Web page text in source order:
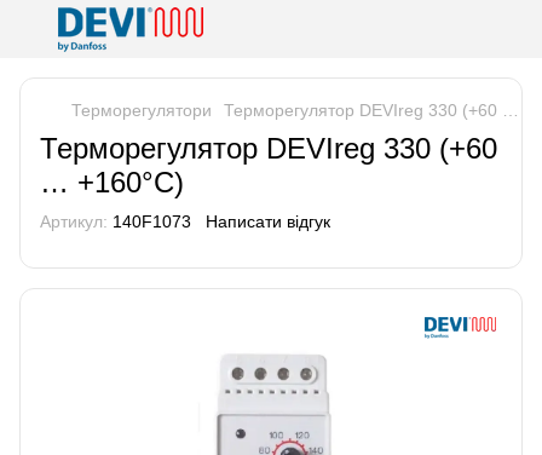
Терморегулятори Терморегулятор DEVIreg 330 (+60 …
Терморегулятор DEVIreg 330 (+60
… +160°C)
Артикул: 140F1073 Написати відгук